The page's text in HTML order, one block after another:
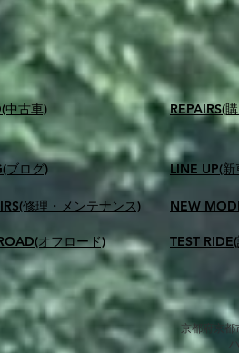
中古車)
ブログ)
修理・メンテナンス)
オフロード)
​REPAIRS(
LINE UP(新
NEW
TEST
京都府京都